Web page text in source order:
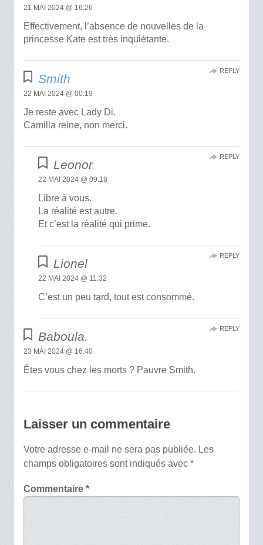
21 MAI 2024 @ 16:26
Effectivement, l’absence de nouvelles de la
princesse Kate est très inquiétante.
Smith
22 MAI 2024 @ 00:19
Je reste avec Lady Di.
Camilla reine, non merci.
REPLY
Leonor
22 MAI 2024 @ 09:18
Libre à vous.
La réalité est autre.
Et c’est la réalité qui prime.
REPLY
Lionel
22 MAI 2024 @ 11:32
C’est un peu tard, tout est consommé.
REPLY
Baboula.
23 MAI 2024 @ 16:40
Êtes vous chez les morts ? Pauvre Smith.
REPLY
Laisser un commentaire
Votre adresse e-mail ne sera pas publiée. Les
champs obligatoires sont indiqués avec *
Commentaire *